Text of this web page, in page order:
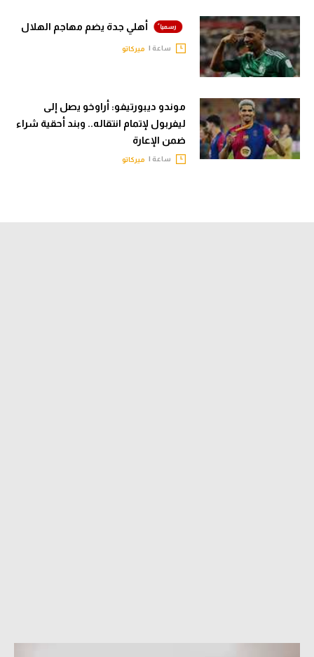
أهلي جدة يضم مهاجم الهلال
ساعة | ميركاتو
موندو ديبورتيفو: أراوخو يصل إلى
ليفربول لإتمام انتقاله.. وبند أحقية شراء
ضمن الإعارة
ساعة | ميركاتو